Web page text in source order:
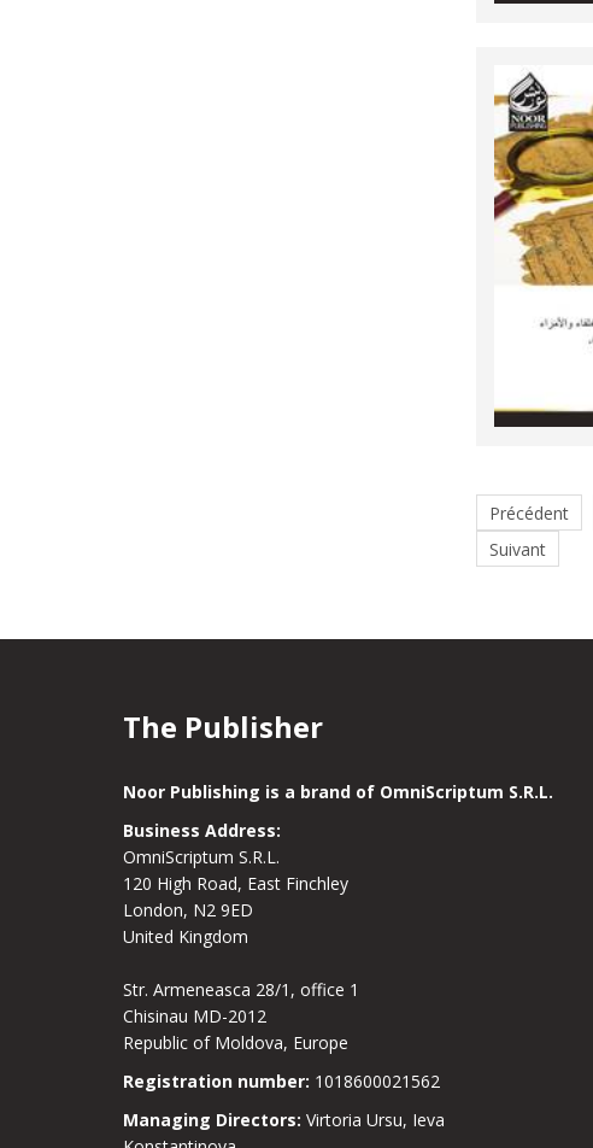
Précédent
Suivant
The Publisher
Noor Publishing is a brand of OmniScriptum S.R.L.
Business Address:
OmniScriptum S.R.L.
120 High Road, East Finchley
London, N2 9ED
United Kingdom
Str. Armeneasca 28/1, office 1
Chisinau MD-2012
Republic of Moldova, Europe
Registration number: 1018600021562
Managing Directors: Virtoria Ursu, Ieva